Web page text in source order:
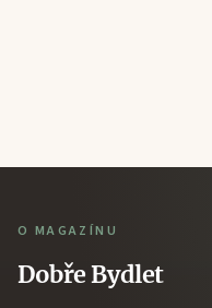
O MAGAZÍNU
Dobře Bydlet